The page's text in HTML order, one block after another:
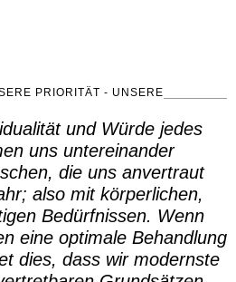
PRIORITÄT - UNSERE
und Würde jedes
uns untereinander
die uns anvertraut
also mit körperlichen,
Bedürfnissen. Wenn
eine optimale Behandlung
dies, dass wir modernste